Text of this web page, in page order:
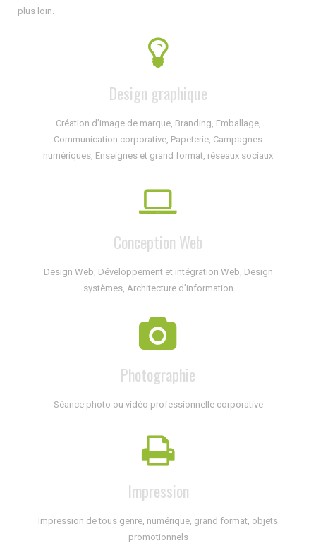
plus loin.
Design graphique
Création d’image de marque, Branding, Emballage,
Communication corporative, Papeterie, Campagnes
numériques, Enseignes et grand format, réseaux sociaux
Conception Web
Design Web, Développement et intégration Web, Design
systèmes, Architecture d’information
Photographie
Séance photo ou vidéo professionnelle corporative
Impression
Impression de tous genre, numérique, grand format, objets
promotionnels